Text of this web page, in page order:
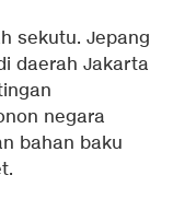
sekutu. Jepang
daerah Jakarta
negara
bahan baku